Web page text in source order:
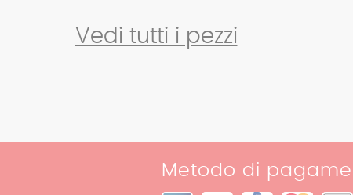
Vedi tutti i pezzi
Metodo di